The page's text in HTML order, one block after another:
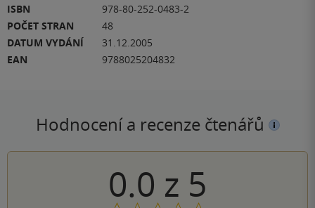
ISBN
978-80-252-0483-2
POČET STRAN
48
DATUM VYDÁNÍ
31.12.2005
EAN
9788025204832
Hodnocení a recenze čtenářů
0.0 z 5